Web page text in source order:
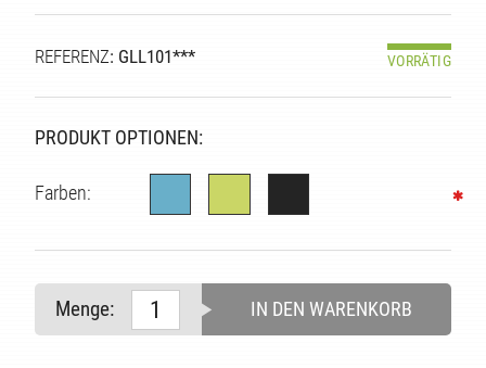
REFERENZ: GLL101*** VORRÄTIG
PRODUKT OPTIONEN:
Farben:
Menge: IN DEN WARENKORB